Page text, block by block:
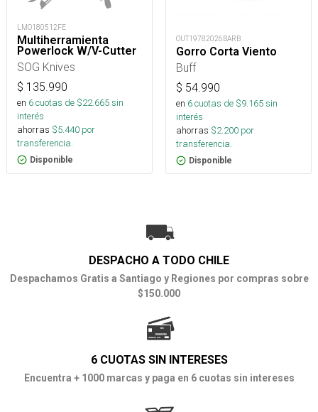
LMO180512FE
Multiherramienta
Powerlock W/V-Cutter
SOG Knives
$ 135.990
en 6cuotas de $22.665sin
interés
ahorras $5.440 por
transferencia.
Disponible
OUT19782026BARB
Gorro Corta Viento
Buff
$ 54.990
en 6cuotas de $9.165sin
interés
ahorras $2.200 por
transferencia.
Disponible
DESPACHO A TODO CHILE
Despachamos Gratis a Santiago y Regiones por compras sobre
$150.000
6 CUOTAS SIN INTERESES
Encuentra + 1000 marcas y paga en 6 cuotas sin intereses